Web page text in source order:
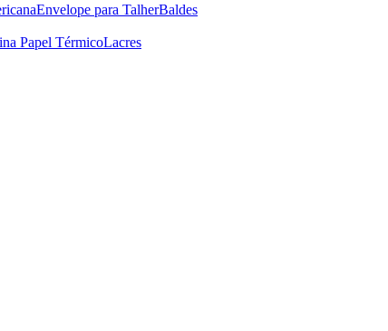
Envelope para TalherBaldes
Papel TérmicoLacres